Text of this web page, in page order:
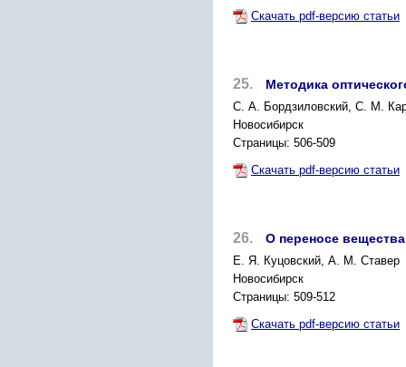
Скачать pdf-версию статьи
25. Методика
C. А. Бордзиловский, С. М.
Новосибирск
Страницы: 506-509
Скачать pdf-версию статьи
26. О переносе
Е. Я. Куцовский, А. М. Ставер
Новосибирск
Страницы: 509-512
Скачать pdf-версию статьи